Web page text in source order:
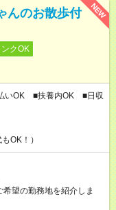
NEW
んのお散歩付
ンクOK
いOK ■扶養内OK ■日収
OK！）
望の勤務地を紹介しま